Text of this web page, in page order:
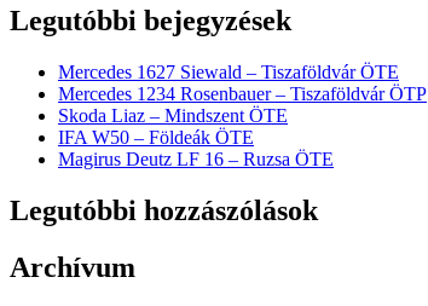
Legutóbbi bejegyzések
Mercedes 1627 Siewald – Tiszaföldvár ÖTE
Mercedes 1234 Rosenbauer – Tiszaföldvár ÖTP
Skoda Liaz – Mindszent ÖTE
IFA W50 – Földeák ÖTE
Magirus Deutz LF 16 – Ruzsa ÖTE
Legutóbbi hozzászólások
Archívum